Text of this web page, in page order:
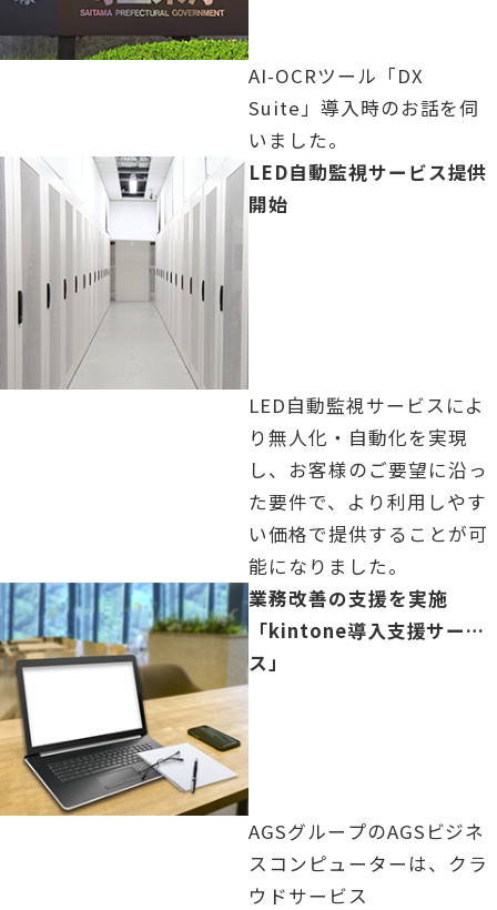
AI-OCRツール「DX
Suite」導入時のお話を伺
いました。
「」の記事を読む
LED自動監視サービス提供
開始
LED自動監視サービスによ
り無人化・自動化を実現
し、お客様のご要望に沿っ
た要件で、より利用しやす
い価格で提供することが可
能になりました。
「」の記事を読む
業務改善の支援を実施
「kintone導入支援サービ
ス」
AGSグループのAGSビジネ
スコンピューターは、クラ
ウドサービス